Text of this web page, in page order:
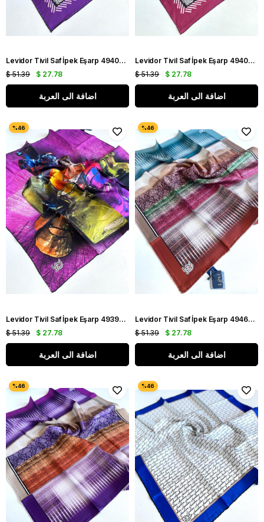
Levidor Tivil Saf İpek Eşarp 49404 Siyah Karışık Desen
$ 27.78
$ 51.39
اضافة الى العربة
Levidor Tivil Saf İpek Eşarp 49402 Siyah Karışık Desen
$ 27.78
$ 51.39
اضافة الى العربة
Levidor Tivil Saf İpek Eşarp 49396 Pembe Karışık Desen
$ 27.78
$ 51.39
اضافة الى العربة
Levidor Tivil Saf İpek Eşarp 49467 Kiremit Karışık Desen
$ 27.78
$ 51.39
اضافة الى العربة